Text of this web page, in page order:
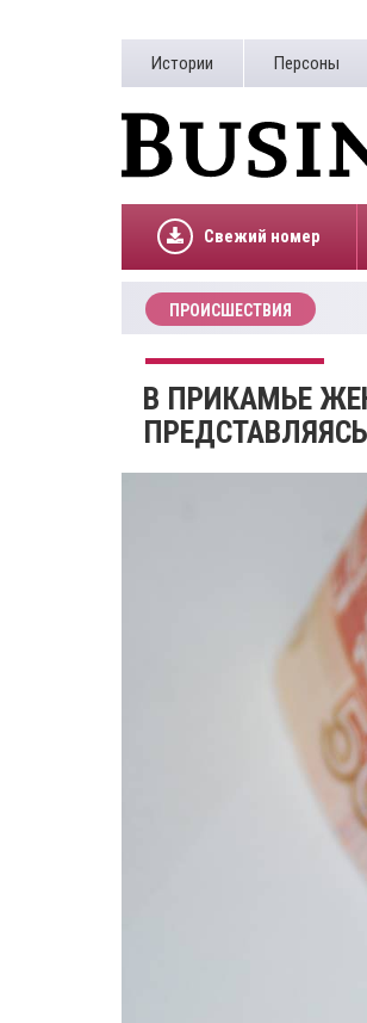
Истории Персоны
Свежий номер
ПРОИСШЕСТВИЯ
​В ПРИКАМЬЕ